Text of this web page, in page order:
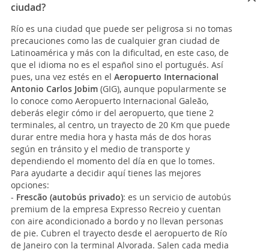
ciudad?
Río es una ciudad que puede ser peligrosa si no tomas
precauciones como las de cualquier gran ciudad de
Latinoamérica y más con la dificultad, en este caso, de
que el idioma no es el español sino el portugués. Así
pues, una vez estés en el Aeropuerto Internacional
Antonio Carlos Jobim (GIG), aunque popularmente se
lo conoce como Aeropuerto Internacional Galeão,
deberás elegir cómo ir del aeropuerto, que tiene 2
terminales, al centro, un trayecto de 20 Km que puede
durar entre media hora y hasta más de dos horas
según en tránsito y el medio de transporte y
dependiendo el momento del día en que lo tomes.
Para ayudarte a decidir aquí tienes las mejores
opciones:
- Frescão (autobús privado): es un servicio de autobús
premium de la empresa Expresso Recreio y cuentan
con aire acondicionado a bordo y no llevan personas
de pie. Cubren el trayecto desde el aeropuerto de Río
de Janeiro con la terminal Alvorada. Salen cada media